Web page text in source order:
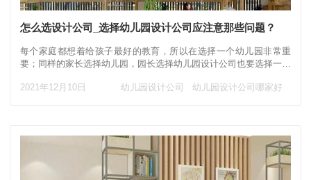
怎么选设计公司_选择幼儿园设计公司应注意那些问题？
每个家庭都想着给孩子最好的教育，所以在选择一个幼儿园非常重
要；同样的家长选择幼儿园，园长选择幼儿园设计公司也要选择一家
2021年12月10日
幼儿园设计公司 幼儿园设计公司哪家好